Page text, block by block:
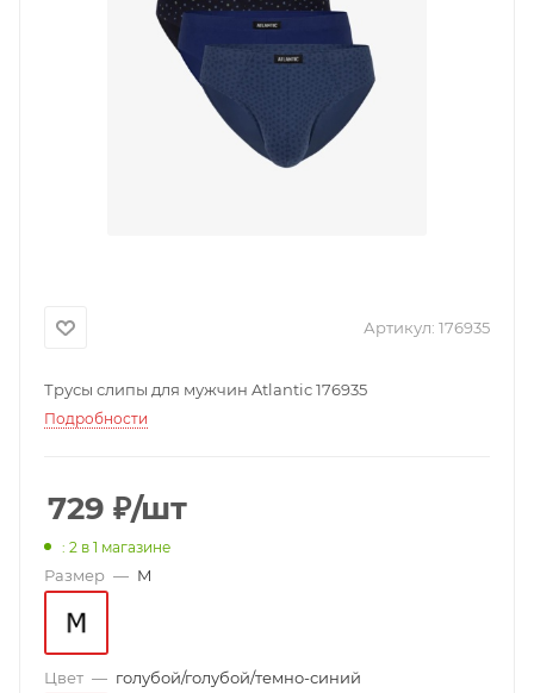
Артикул: 176935
Трусы слипы для мужчин Atlantic 176935
Подробности
729 ₽/шт
: 2 в 1 магазине
Размер — M
Цвет — голубой/голубой/темно-синий